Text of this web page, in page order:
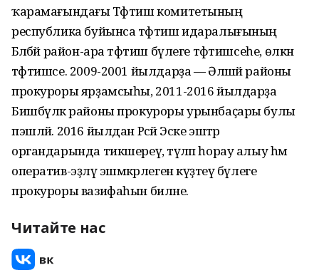
ҡарамағындағы Тәфтиш комитетының
республика буйынса тәфтиш идаралығының
Бәләбәй район-ара тәфтиш бүлеге тәфтишсеһе, өлкән
тәфтишсе. 2009-2001 йылдарҙа — Әлшәй районы
прокуроры ярҙамсыһы, 2011-2016 йылдарҙа
Бишбүләк районы прокуроры урынбаҫары булы
пэшләй. 2016 йылдан Рәсәй Эске эштәр
органдарында тикшереү, тәүләп һорау алыу һәм
оператив-эҙләү эшмәкәрлеген күҙәтеү бүлеге
прокуроры вазифаһын биләне.
Читайте нас